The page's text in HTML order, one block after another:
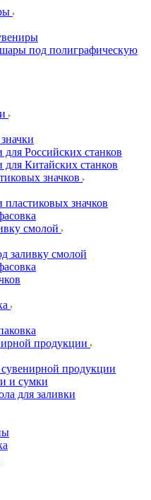
под полиграфическую
для Российских станков
для Китайских станков
значков
пластиковых значков
смолой
заливку смолой
продукции
продукции
и сумки
для заливки